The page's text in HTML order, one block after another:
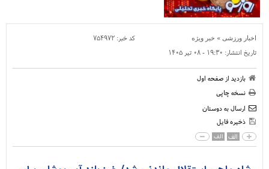
اخبار ورزشی » خبر ویژه کد خبر: ۷۵۴۹۷۲
تاریخ انتشار: ۱۹:۳۰ - ۰۸ تير ۱۴۰۵
بازدید از صفحه اول
نسخه چاپی
ارسال به دوستان
ذخیره فایل
الف الف